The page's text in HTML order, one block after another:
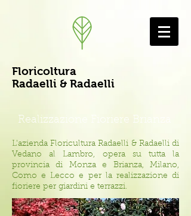
Floricoltura
Radaelli & Radaelli
Realizzazione Fioriere Brianza
L'azienda Floricultura Radaelli & Radaelli di
Vedano al Lambro, opera su tutta la
provincia di Monza e Brianza, Milano,
Como e Lecco e per la realizzazione di
fioriere per giardini e terrazzi.